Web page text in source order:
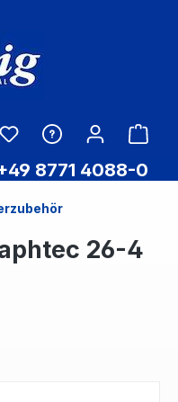
8771 4088-0
26-4